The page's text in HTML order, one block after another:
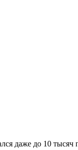
даже до 10 тысяч